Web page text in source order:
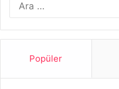
yay burcu
Popüler